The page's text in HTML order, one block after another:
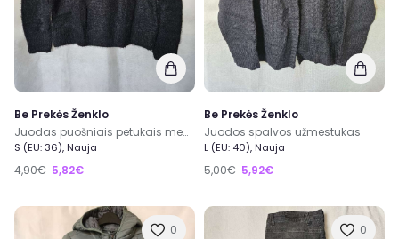
Be Prekės Ženklo
Juodas puošniais petukais megztukas
S (EU: 36), Nauja
4,90€ 5,82€
Be Prekės Ženklo
Juodos spalvos užmestukas
L (EU: 40), Nauja
5,00€ 5,92€
0 0